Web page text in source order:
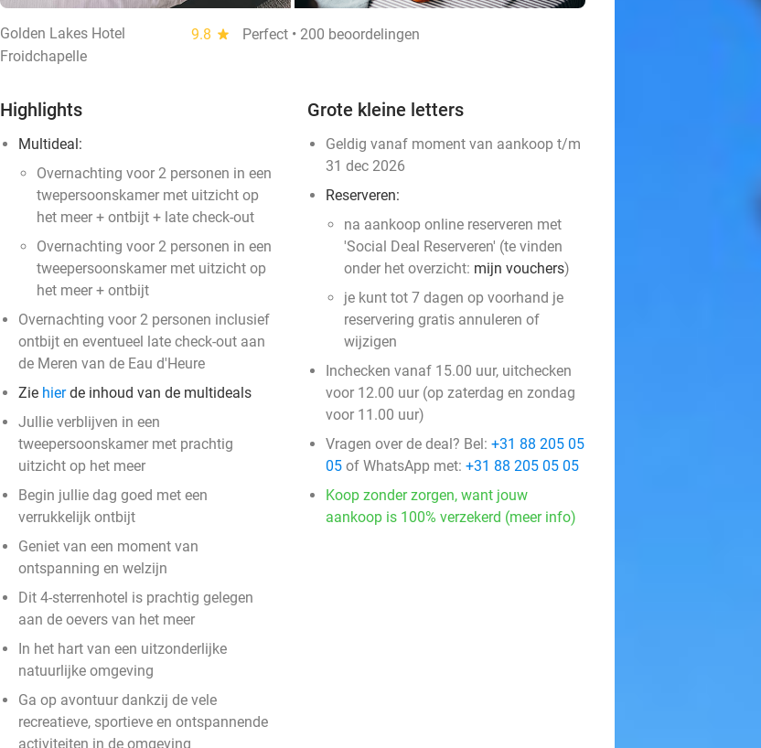
Golden Lakes Hotel 9.8 star
Perfect • 200 beoordelingen
Froidchapelle
Highlights
Multideal:
Overnachting voor 2 personen in een
twepersoonskamer met uitzicht op
het meer + ontbijt + late check-out
Overnachting voor 2 personen in een
tweepersoonskamer met uitzicht op
het meer + ontbijt
Overnachting voor 2 personen inclusief
ontbijt en eventueel late check-out aan
de Meren van de Eau d'Heure
Zie hierde inhoud van de multideals
Jullie verblijven in een
tweepersoonskamer met prachtig
uitzicht op het meer
Begin jullie dag goed met een
verrukkelijk ontbijt
Geniet van een moment van
ontspanning en welzijn
Dit 4-sterrenhotel is prachtig gelegen
aan de oevers van het meer
In het hart van een uitzonderlijke
natuurlijke omgeving
Ga op avontuur dankzij de vele
recreatieve, sportieve en ontspannende
activiteiten in de omgeving
Grote kleine letters
Geldig vanaf moment van aankoop t/m
31 dec 2026
Reserveren:
na aankoop online reserveren met
'Social Deal Reserveren' (te vinden
onder het overzicht: mijn vouchers)
je kunt tot 7 dagen op voorhand je
reservering gratis annuleren of
wijzigen
Inchecken vanaf 15.00 uur, uitchecken
voor 12.00 uur (op zaterdag en zondag
voor 11.00 uur)
Vragen over de deal? Bel: +31 88 205 05
05 of WhatsApp met: +31 88 205 05 05
Koop zonder zorgen, want jouw
aankoop is 100% verzekerd (meer info)